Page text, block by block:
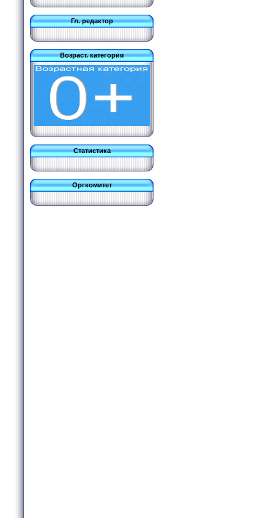
Гл. редактор
Возраст. категория
Статистика
Оргкомитет